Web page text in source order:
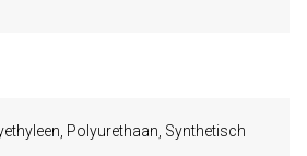
Polyurethaan, Synthetisch